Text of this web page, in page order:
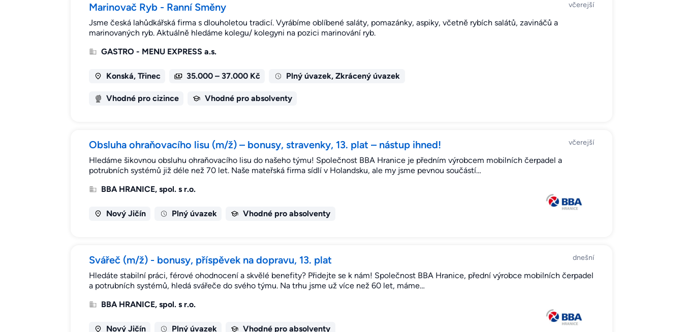
Marinovač Ryb - Ranní Směny včerejší
Jsme česká lahůdkářská firma s dlouholetou tradicí. Vyrábíme oblíbené saláty, pomazánky, aspiky, včetně rybích salátů, zavináčů a
marinovaných ryb. Aktuálně hledáme kolegu/ kolegyni na pozici marinování ryb.
GASTRO - MENU EXPRESS a.s.
Konská, Třinec 35.000 – 37.000 Kč Plný úvazek, Zkrácený úvazek
Vhodné pro cizince Vhodné pro absolventy
Obsluha ohraňovacího lisu (m/ž) – bonusy, stravenky, 13. plat – nástup ihned! včerejší
Hledáme šikovnou obsluhu ohraňovacího lisu do našeho týmu! Společnost BBA Hranice je předním výrobcem mobilních čerpadel a
potrubních systémů již déle než 70 let. Naše mateřská firma sídlí v Holandsku, ale my jsme pevnou součástí…
BBA HRANICE, spol. s r.o.
Nový Jičín Plný úvazek Vhodné pro absolventy
Svářeč (m/ž) - bonusy, příspěvek na dopravu, 13. plat dnešní
Hledáte stabilní práci, férové ohodnocení a skvělé benefity? Přidejte se k nám! Společnost BBA Hranice, přední výrobce mobilních čerpadel
a potrubních systémů, hledá svářeče do svého týmu. Na trhu jsme už více než 60 let, máme…
BBA HRANICE, spol. s r.o.
Nový Jičín Plný úvazek Vhodné pro absolventy